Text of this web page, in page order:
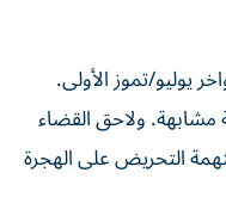
يوليو/تموز الأولى.
أزمة مشابهة. ولاحق القضاء
من 150 شخصاً بتهمة التحريض على الهجرة